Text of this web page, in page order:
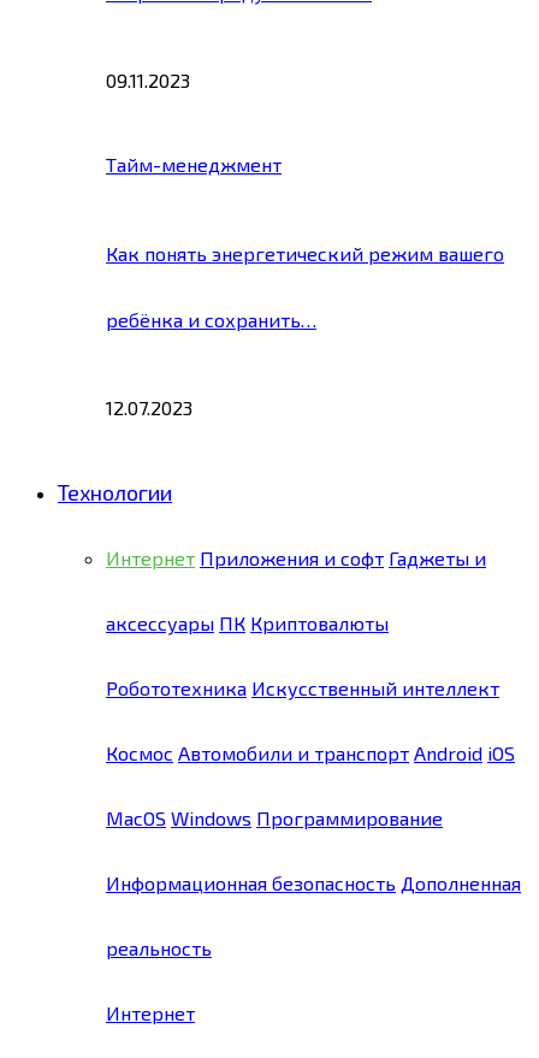
09.11.2023
Тайм-менеджмент
Как понять энергетический режим вашего
ребёнка и сохранить…
12.07.2023
Технологии
Интернет Приложения и софт Гаджеты и
аксессуары ПК Криптовалюты
Робототехника Искусственный интеллект
Космос Автомобили и транспорт Android iOS
MacOS Windows Программирование
Информационная безопасность Дополненная
реальность
Интернет